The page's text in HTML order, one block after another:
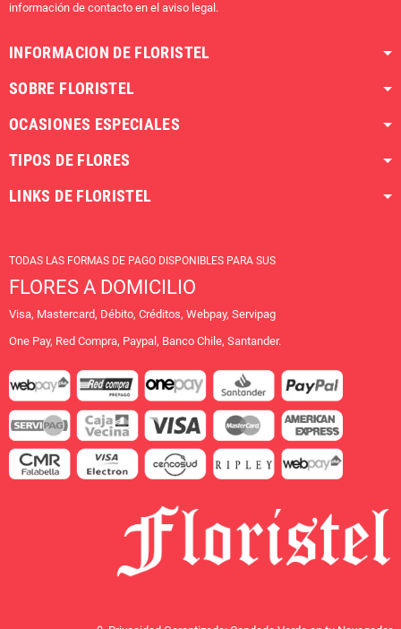
información de contacto en el aviso legal.
INFORMACION DE FLORISTEL
SOBRE FLORISTEL
OCASIONES ESPECIALES
TIPOS DE FLORES
LINKS DE FLORISTEL
TODAS LAS FORMAS DE PAGO DISPONIBLES PARA SUS
FLORES A DOMICILIO
Visa, Mastercard, Débito, Créditos, Webpay, Servipag
One Pay, Red Compra, Paypal, Banco Chile, Santander.